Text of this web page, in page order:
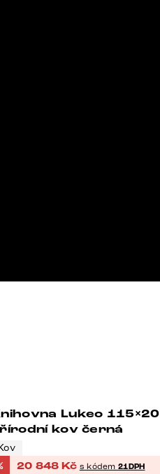
Lukeo
kov černá
20 848 Kč s kódem21DPH